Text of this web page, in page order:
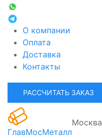
О компании
Оплата
Доставка
Контакты
РАССЧИТАТЬ ЗАКАЗ
ГлавМосМеталл
Москва